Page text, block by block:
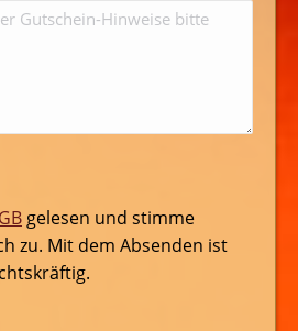
gelesen und stimme
zu. Mit dem Absenden ist